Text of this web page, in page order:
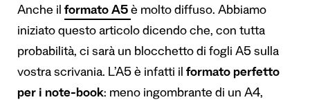
Anche il formato A5 è molto diffuso. Abbiamo
iniziato questo articolo dicendo che, con tutta
probabilità, ci sarà un blocchetto di fogli A5 sulla
vostra scrivania. L’A5 è infatti il formato perfetto
per i note-book: meno ingombrante di un A4,